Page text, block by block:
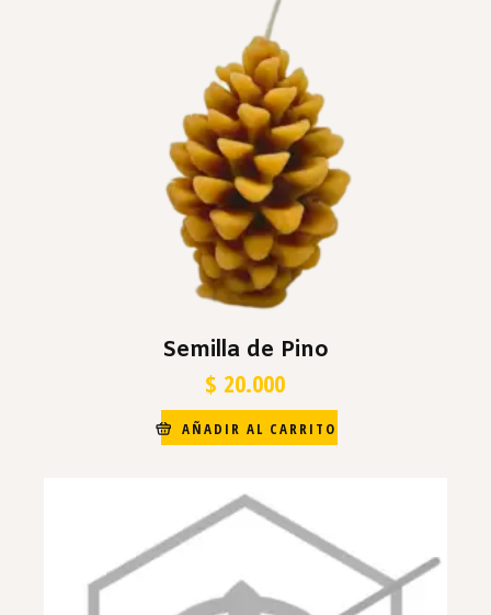
Semilla de Pino
$ 20.000
AÑADIR AL CARRITO